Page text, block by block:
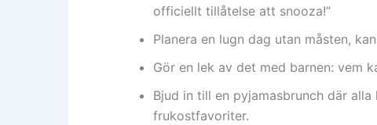
officiellt tillåtelse att snooza!”
Planera en lugn dag utan måsten,
Gör en lek av det med barnen: vem
Bjud in till en pyjamasbrunch där
frukostfavoriter.